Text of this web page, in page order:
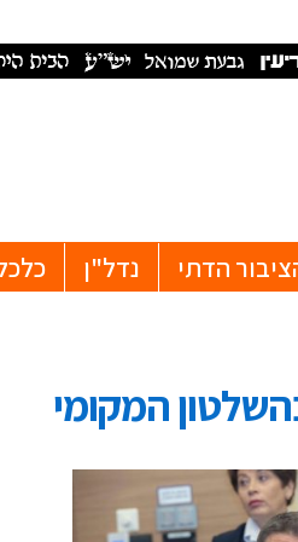
הדתי נדל"ן
השלטון המקומי